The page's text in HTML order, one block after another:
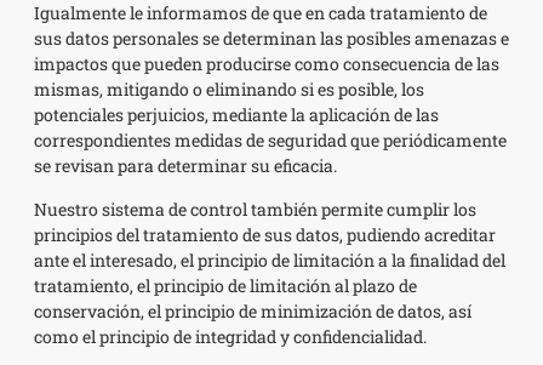
Igualmente le informamos de que en cada tratamiento de
sus datos personales se determinan las posibles amenazas e
impactos que pueden producirse como consecuencia de las
mismas, mitigando o eliminando si es posible, los
potenciales perjuicios, mediante la aplicación de las
correspondientes medidas de seguridad que periódicamente
se revisan para determinar su eficacia.
Nuestro sistema de control también permite cumplir los
principios del tratamiento de sus datos, pudiendo acreditar
ante el interesado, el principio de limitación a la finalidad del
tratamiento, el principio de limitación al plazo de
conservación, el principio de minimización de datos, así
como el principio de integridad y confidencialidad.